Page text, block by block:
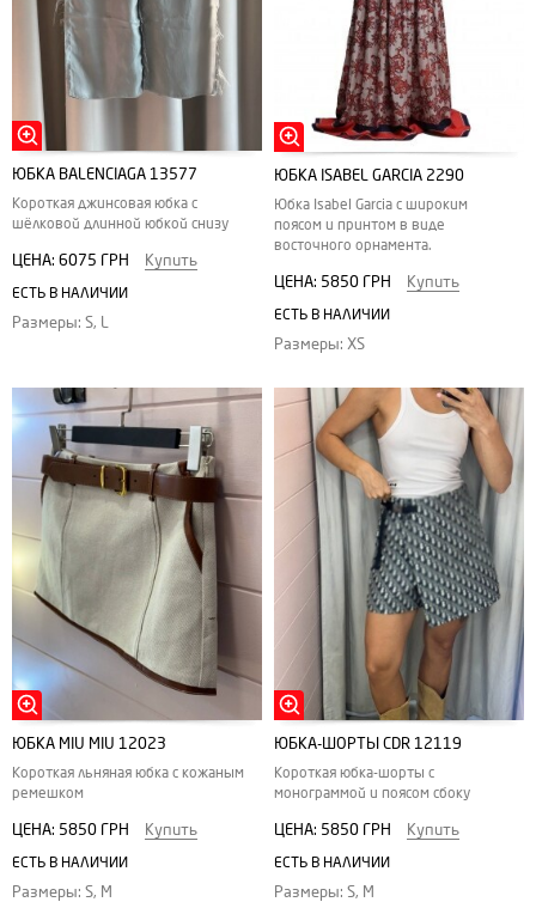
ЮБКА BALENCIAGA 13577
Короткая джинсовая юбка с
шёлковой длинной юбкой снизу
ЦЕНА: 6075 ГРН Купить
ЕСТЬ В НАЛИЧИИ
Размеры: S, L
ЮБКА ISABEL GARCIA 2290
Юбка Isabel Garcia с широким
поясом и принтом в виде
восточного орнамента.
ЦЕНА: 5850 ГРН Купить
ЕСТЬ В НАЛИЧИИ
Размеры: XS
ЮБКА MIU MIU 12023
Короткая льняная юбка с кожаным
ремешком
ЦЕНА: 5850 ГРН Купить
ЕСТЬ В НАЛИЧИИ
Размеры: S, M
ЮБКА-ШОРТЫ CDR 12119
Короткая юбка-шорты с
монограммой и поясом сбоку
ЦЕНА: 5850 ГРН Купить
ЕСТЬ В НАЛИЧИИ
Размеры: S, M